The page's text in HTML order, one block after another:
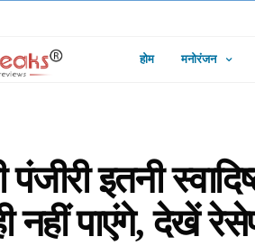
होम मनोरंजन
पंजीरी इतनी
नहीं पाएंगे, देखें